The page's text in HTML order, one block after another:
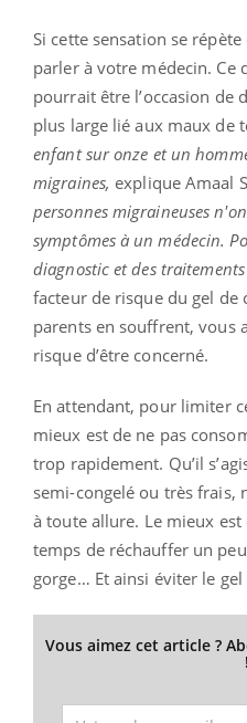
Si cette sensation se
parler à votre médecin. Ce
pourrait être l’occasion de
plus large lié aux maux de
enfant sur onze et un
migraines, explique Amaal
personnes migraineuses
symptômes à un médecin.
diagnostic et des
facteur de risque du gel de
parents en souffrent, vous
risque d’être concerné.
En attendant, pour limiter
mieux est de ne pas
trop rapidement. Qu’il
semi-congelé ou très frais,
à toute allure. Le mieux est
temps de réchauffer un
gorge… Et ainsi éviter le gel
Vous aimez cet article ?
!